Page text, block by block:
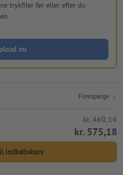
trykfiler før eller efter du
nu
Forespørge
kr. 460,14
kr. 575,18
indkøbskurv